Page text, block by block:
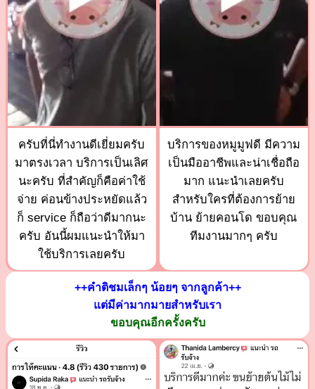
ครับที่นี่ทำงานดีเยี่ยมครับ
มาตรงเวลา บริการเป็นเลิศ
นะครับ ที่สำคัญก็คือค่าใช้
จ่าย ค่อนข้างประหยัดแล้ว
ก็ service ก็ถือว่าดีมากนะ
ครับ อันนี้ผมแนะนำให้มา
ใช้บริการเลยครับ
บริการของหมูมูฟดี มีความ
เป็นมืออาชีพและน่าเชื่อถือ
มาก แนะนำเลยครับ
สำหรับใครที่ต้องการย้าย
บ้าน ย้ายคอนโด ขอบคุณ
ทีมงานมากๆ ครับ
++คำติชมเล็กๆ น้อยๆ จากลูกค้า++
แต่มีค่ามากมายสำหรับเรา
ขอบคุณอีกครั้งครับ